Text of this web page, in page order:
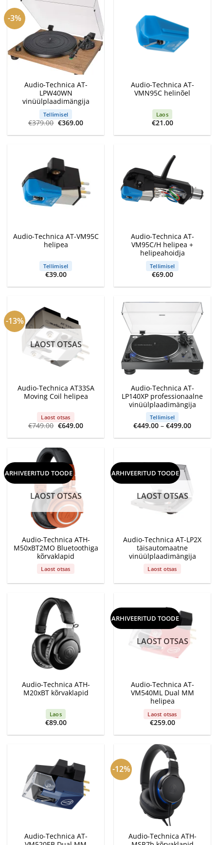
-3%
Audio-Technica AT-
LPW40WN
vinüülplaadimängija
Tellimisel
€379.00 Algne
hind
oli:
€369.00Current
is:
Audio-Technica AT-
VMN95C helinõel
Laos
€21.00
Audio-Technica AT-VM95C
helipea
Tellimisel
€39.00
Audio-Technica AT-
VM95C/H helipea +
helipeahoidja
Tellimisel
€69.00
-13%
LAOST OTSAS
Audio-Technica AT33SA
Moving Coil helipea
Laost otsas
€749.00 Algne
oli:
€649.00Current
is:
Audio-Technica AT-
LP140XP professionaalne
vinüülplaadimängija
Tellimisel
€449.00 – €499.00Price
€449.00
ARHIVEERITUD TOODE
LAOST OTSAS
Audio-Technica ATH-
M50xBT2MO Bluetoothiga
kõrvaklapid
Laost otsas
ARHIVEERITUD TOODE
LAOST OTSAS
Audio-Technica AT-LP2X
täisautomaatne
vinüülplaadimängija
Laost otsas
Audio-Technica ATH-
M20xBT kõrvaklapid
Laos
€89.00
ARHIVEERITUD TOODE
LAOST OTSAS
Audio-Technica AT-
VM540ML Dual MM
helipea
Laost otsas
€259.00
Audio-Technica AT-
-12%
Audio-Technica ATH-